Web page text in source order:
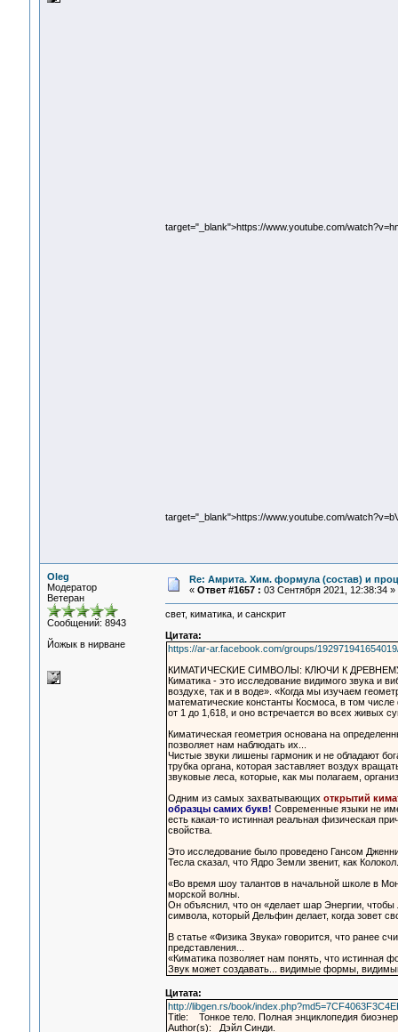
target="_blank">https://www.youtube.com/
target="_blank">https://www.youtube.com/
Oleg
Модератор
Ветеран
Сообщений: 8943
Йожык в нирване
Re: Амрита. Хим. формула (состав) и
« Ответ #1657 : 03 Сентября 2021, 12:38:34 »
свет, киматика, и санскрит
Цитата:
https://ar-ar.facebook.com/groups/
КИМАТИЧЕСКИЕ СИМВОЛЫ: КЛЮЧИ К
Киматика - это исследование видимого звука и
воздухе, так и в воде». «Когда мы изучаем
математические константы Космоса, в том
от 1 до 1,618, и оно встречается во всех живых
Киматическая геометрия основана на
позволяет нам наблюдать их...
Чистые звуки лишены гармоник и не обладают
трубка органа, которая заставляет воздух
звуковые леса, которые, как мы полагаем,
Одним из самых захватывающих открытий
образцы самих букв! Современные языки не
есть какая-то истинная реальная физическая
свойства.
Это исследование было проведено Гансом
Тесла сказал, что Ядро Земли звенит, как
«Во время шоу талантов в начальной школе в
морской волны.
Он объяснил, что он «делает шар Энергии, чтобы
символа, который Дельфин делает, когда зовет
В статье «Физика Звука» говорится, что ранее
представления...
«Киматика позволяет нам понять, что истинная
Звук может создавать... видимые формы,
Цитата:
http://libgen.rs/book/
Title: Тонкое тело. Полная энциклопедия
Author(s): Дэйл Синди.